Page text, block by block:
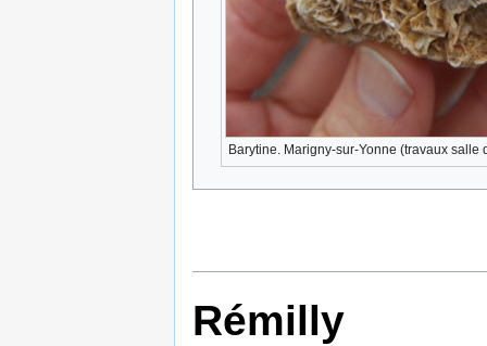
Barytine. Marigny-sur-Yonne (travaux salle
Rémilly